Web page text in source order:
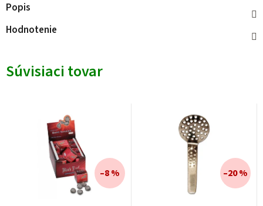
Popis
Hodnotenie
Súvisiaci tovar
–8 % –20 %